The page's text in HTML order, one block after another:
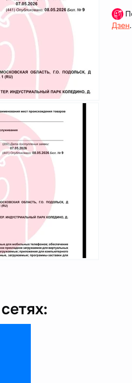
Дзен